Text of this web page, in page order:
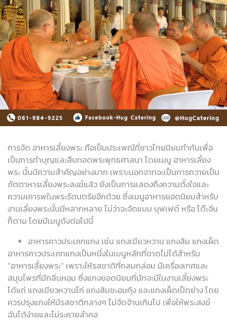
การจัด อาหารเลี้ยงพระ ถือเป็นประเพณีที่ชาวไทยนิยมทำกันเพื่อ
เป็นการทำบุญและสืบทอดพระพุทธศาสนา โดยเมนู อาหารเลี้ยง
พระ นั้นมีความสำคัญอย่างมาก เพราะนอกจากจะเป็นการถวายเป็น
ภัตตาหารเลี้ยงพระสงฆ์แล้ว ยังเป็นการแสดงถึงความตั้งใจและ
ความเคารพในพระรัตนตรัยอีกด้วย ซึ่งเมนูอาหารยอดนิยมสำหรับ
งานเลี้ยงพระนั้นมีหลากหลาย ไม่ว่าจะจัดแบบ บุฟเฟต์ หรือ โต๊ะจีน
ก็ตาม โดยมีเมนูดังต่อไปนี้
อาหารคาวประเภทแกง เช่น แกงเขียวหวาน แกงส้ม แกงเผ็ด
อาหารคาวประเภทแกงเป็นหนึ่งในเมนูหลักที่ขาดไม่ได้สำหรับ
“อาหารเลี้ยงพระ” เพราะให้รสชาติที่กลมกล่อม มีเครื่องเทศและ
สมุนไพรที่มีกลิ่นหอม ซึ่งแกงยอดนิยมที่มักจะมีในงานเลี้ยงพระ
ได้แก่ แกงเขียวหวานไก่ แกงส้มชะอมกุ้ง และแกงเผ็ดเป็ดย่าง โดย
ควรปรุงแกงให้มีรสชาติกลางๆ ไม่จัดจ้านเกินไป เพื่อให้พระสงฆ์
ฉันได้ง่ายและไม่ระคายลำคอ